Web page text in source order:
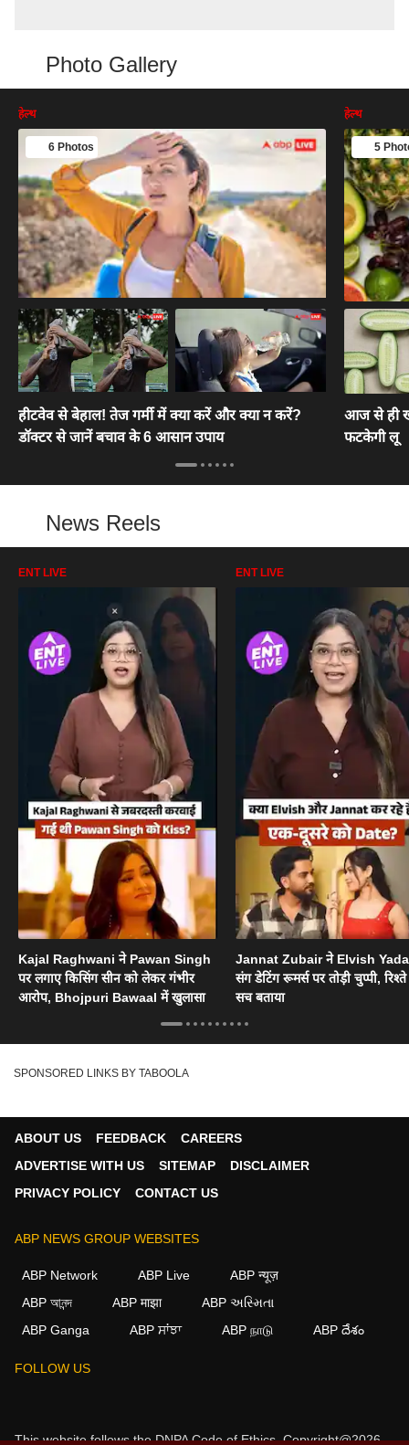
Photo Gallery
हेल्थ
6 Photos
हीटवेव से बेहाल! तेज गर्मी में क्या करें और क्या न करें?
डॉक्टर से जानें बचाव के 6 आसान उपाय
हेल्थ
5
आज से ही
फटकेगी लू
News Reels
ENT LIVE
Kajal Raghwani ने Pawan Singh
पर लगाए किसिंग सीन को लेकर गंभीर
आरोप, Bhojpuri Bawaal में खुलासा
ENT LIVE
Jannat Zubair ने Elvish
संग डेटिंग रूमर्स पर तोड़ी चुप्पी,
सच बताया
SPONSORED LINKS BY TABOOLA
ABOUT US FEEDBACK
CAREERS
ADVERTISE WITH US
SITEMAP
DISCLAIMER
PRIVACY POLICY
CONTACT US
ABP NEWS GROUP WEBSITES
ABP Network ABP Live
ABP न्यूज़
ABP আনন্দ
ABP माझा
ABP અસ્મિતા
ABP Ganga
ABP ਸਾਂਝਾ ABP நாடு ABP దేశం
FOLLOW US
This website follows theDNPA Code of Ethics.Copyright@2026.
We use cookies to improve your experience, analyze